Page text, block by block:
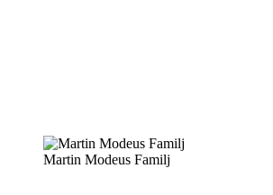
Martin Modeus Familj